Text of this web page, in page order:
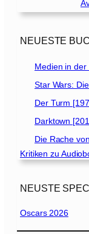
NEUESTE
Medien in der
Star Wars:
Der Turm
Darktown
Die Rache
Kritiken zu
NEUSTE
Oscars 2026